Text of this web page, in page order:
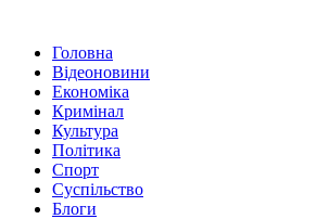
Головна
Відеоновини
Економіка
Кримінал
Культура
Політика
Спорт
Суспільство
Блоги